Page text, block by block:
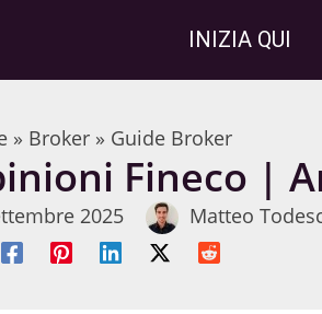
INIZIA QUI
» Broker » Guide Broker
Fineco |
2025 Matteo